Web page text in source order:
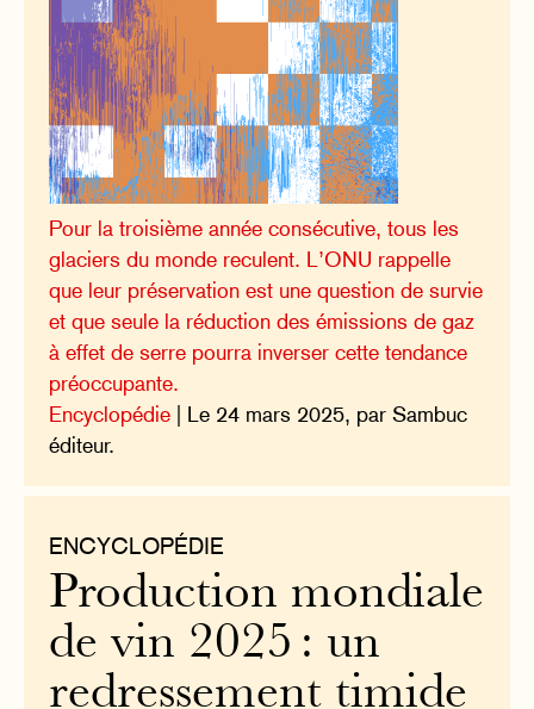
Pour la troisième année consécutive, tous les
glaciers du monde reculent. L’ONU rappelle
que leur préservation est une question de survie
et que seule la réduction des émissions de gaz
à effet de serre pourra inverser cette tendance
préoccupante.
Encyclopédie | Le 24 mars 2025, par Sambuc
éditeur.
ENCYCLOPÉDIE
Production mondiale
de vin 2025 : un
redressement timide